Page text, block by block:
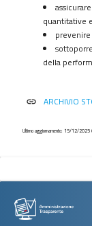
contratti
contributi
vantaggi
immobili
e
quantitative
della
link ARCHIVIO
Ultimo aggiornamento: 15/12/